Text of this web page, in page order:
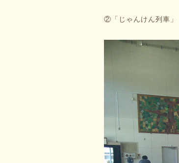
②「じゃんけん列車」